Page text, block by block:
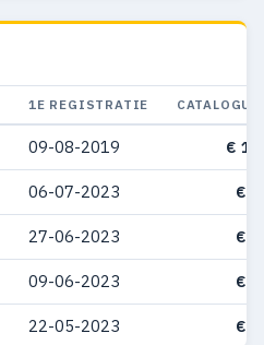
1E REGISTRATIE
09-08-2019 €
06-07-2023 €
27-06-2023 €
09-06-2023 €
22-05-2023 €